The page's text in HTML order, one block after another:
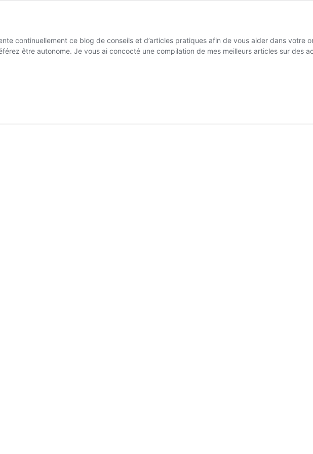
continuellement ce blog de conseils et d’articles pratiques afin de vous aider dans votre
être autonome. Je vous ai concocté une compilation de mes meilleurs articles sur des